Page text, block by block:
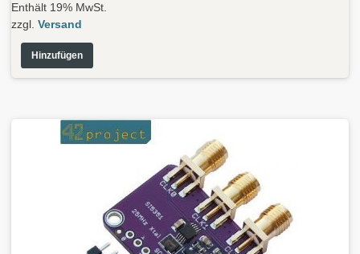
Enthält 19% MwSt.
zzgl. Versand
Hinzufügen